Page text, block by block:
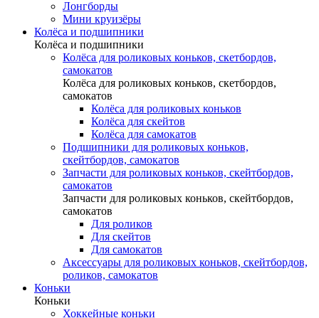
Лонгборды
Мини круизёры
Колёса и подшипники
Колёса и подшипники
Колёса для роликовых коньков, скетбордов,
самокатов
Колёса для роликовых коньков, скетбордов,
самокатов
Колёса для роликовых коньков
Колёса для скейтов
Колёса для самокатов
Подшипники для роликовых коньков,
скейтбордов, самокатов
Запчасти для роликовых коньков, скейтбордов,
самокатов
Запчасти для роликовых коньков, скейтбордов,
самокатов
Для роликов
Для скейтов
Для самокатов
Аксессуары для роликовых коньков, скейтбордов,
роликов, самокатов
Коньки
Коньки
Хоккейные коньки